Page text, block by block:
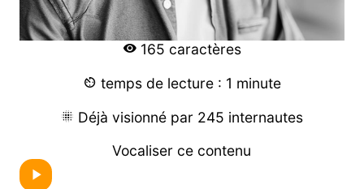
165 caractères
temps de lecture : 1 minute
Déjà visionné par 245 internautes
Vocaliser ce contenu